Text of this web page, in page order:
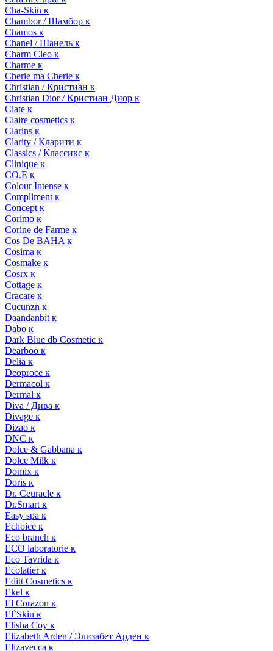
Cha-Skin к
Chambor / Шамбор к
Chamos к
Chanel / Шанель к
Charm Cleo к
Charme к
Cherie ma Cherie к
Christian / Кристиан к
Christian Dior / Кристиан Диор к
Ciate к
Claire cosmetics к
Clarins к
Clarity / Кларити к
Classics / Классикс к
Clinique к
CO.E к
Colour Intense к
Compliment к
Concept к
Corimo к
Corine de Farme к
Cos De BAHA к
Cosima к
Cosmake к
Cosrx к
Cottage к
Cracare к
Cucunzn к
Daandanbit к
Dabo к
Dark Blue db Cosmetic к
Dearboo к
Delia к
Deoproce к
Dermacol к
Dermal к
Diva / Дива к
Divage к
Dizao к
DNC к
Dolce & Gabbana к
Dolce Milk к
Domix к
Doris к
Dr. Ceuracle к
Dr.Smart к
Easy spa к
Echoice к
Eco branch к
ECO laboratorie к
Eco Tavrida к
Ecolatier к
Editt Cosmetics к
Ekel к
El Corazon к
El`Skin к
Elisha Coy к
Elizabeth Arden / Элизабет Арден к
Elizavecca к